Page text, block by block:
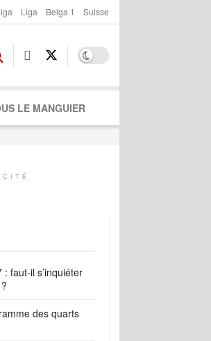
Liga Belga 1 Suisse
LE MANGUIER
faut-il s’inquiéter
des quarts